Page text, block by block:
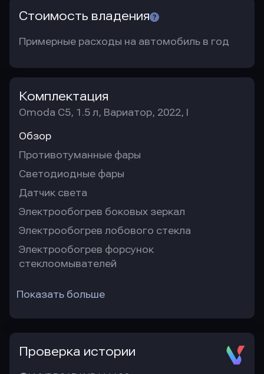
Стоимость владения
Примерные расходы на автомобиль в год
Комплектация
Omoda C5, 1.5 л, Вариатор, 2022, I
Обзор
Противотуманные фары
Светодиодные фары
Датчик света
Электрообогрев боковых зеркал
Электрообогрев лобового стекла
Электрообогрев форсунок
стеклоомывателей
Показать больше
Проверка истории